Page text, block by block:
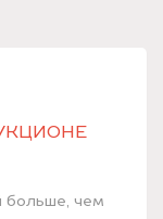
больше, чем